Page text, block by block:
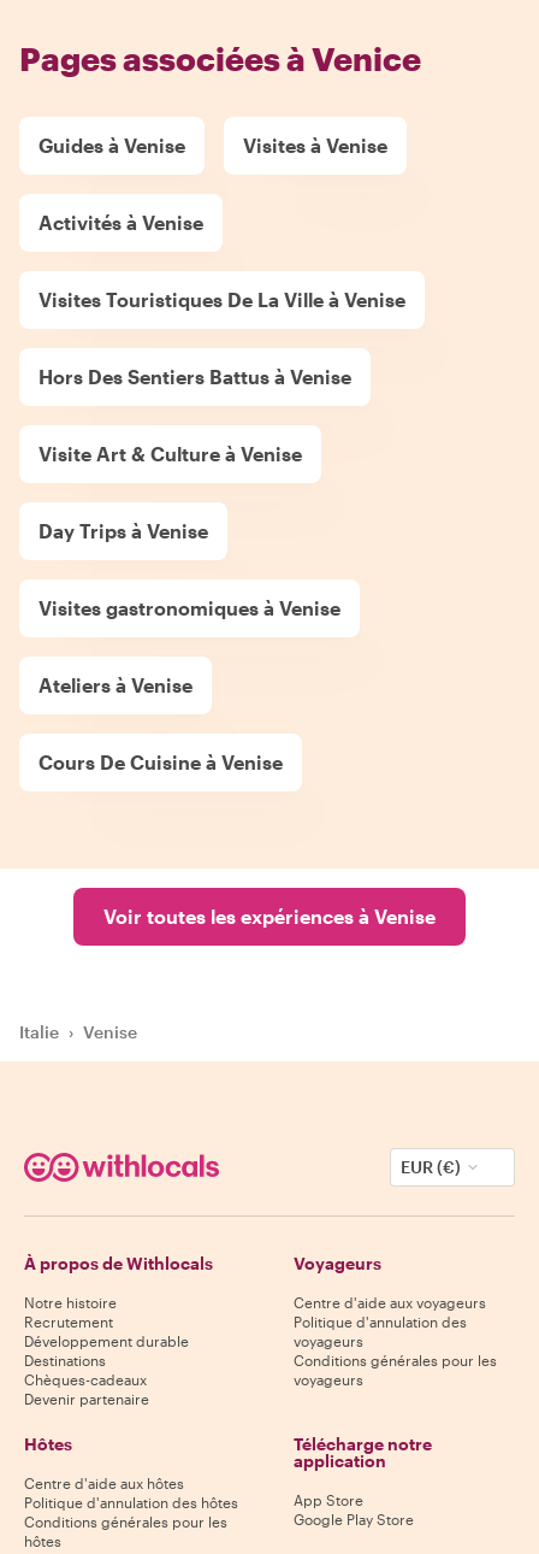
Pages associées à Venice
Guides à Venise Visites à Venise
Activités à Venise
Visites Touristiques De La Ville à Venise
Hors Des Sentiers Battus à Venise
Visite Art & Culture à Venise
Day Trips à Venise
Visites gastronomiques à Venise
Ateliers à Venise
Cours De Cuisine à Venise
Voir toutes les expériences à Venise
Italie › Venise
EUR (€)
À propos de Withlocals
Notre histoire
Recrutement
Développement durable
Destinations
Chèques-cadeaux
Devenir partenaire
Voyageurs
Centre d'aide aux voyageurs
Politique d'annulation des
voyageurs
Conditions générales pour les
voyageurs
Hôtes
Centre d'aide aux hôtes
Politique d'annulation des hôtes
Conditions générales pour les
hôtes
Télécharge notre
application
App Store
Google Play Store